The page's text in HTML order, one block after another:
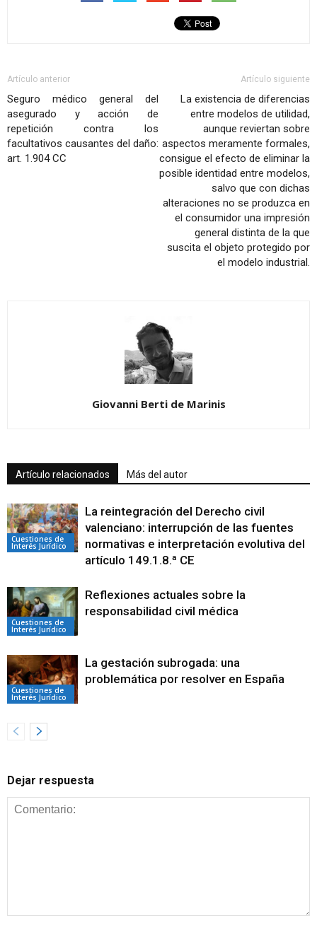
Artículo anterior
Seguro médico general del
asegurado y acción de
repetición contra los
facultativos causantes del daño:
art. 1.904 CC
Artículo siguiente
La existencia de diferencias
entre modelos de utilidad,
aunque reviertan sobre
aspectos meramente formales,
consigue el efecto de eliminar la
posible identidad entre modelos,
salvo que con dichas
alteraciones no se produzca en
el consumidor una impresión
general distinta de la que
suscita el objeto protegido por
el modelo industrial.
Giovanni Berti de Marinis
Artículo relacionados Más del autor
Cuestiones de
Interés Jurídico
La reintegración del Derecho civil
valenciano: interrupción de las fuentes
normativas e interpretación evolutiva del
artículo 149.1.8.ª CE
Cuestiones de
Interés Jurídico
Reflexiones actuales sobre la
responsabilidad civil médica
Cuestiones de
Interés Jurídico
La gestación subrogada: una
problemática por resolver en España
Dejar respuesta